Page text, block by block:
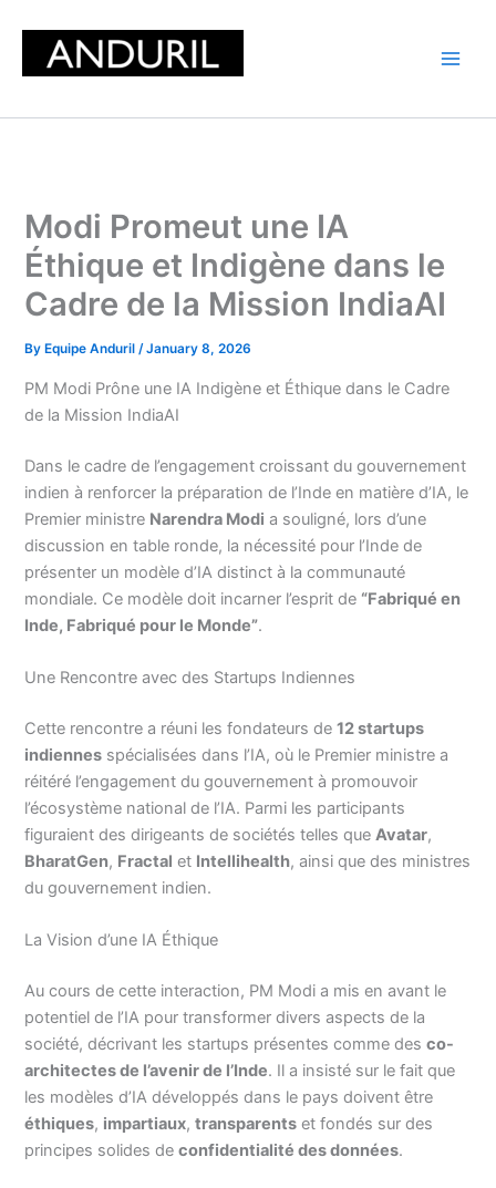
content
Modi Promeut une IA
Éthique et Indigène dans le
Cadre de la Mission IndiaAI
By Equipe Anduril/January 8, 2026
PM Modi Prône une IA Indigène et Éthique dans le Cadre
de la Mission IndiaAI
Dans le cadre de l’engagement croissant du gouvernement
indien à renforcer la préparation de l’Inde en matière d’IA, le
Premier ministre Narendra Modi a souligné, lors d’une
discussion en table ronde, la nécessité pour l’Inde de
présenter un modèle d’IA distinct à la communauté
mondiale. Ce modèle doit incarner l’esprit de “Fabriqué en
Inde, Fabriqué pour le Monde”.
Une Rencontre avec des Startups Indiennes
Cette rencontre a réuni les fondateurs de12 startups
indiennes spécialisées dans l’IA, où le Premier ministre a
réitéré l’engagement du gouvernement à promouvoir
l’écosystème national de l’IA. Parmi les participants
figuraient des dirigeants de sociétés telles queAvatar,
BharatGen, Fractal et Intellihealth, ainsi que des ministres
du gouvernement indien.
La Vision d’une IA Éthique
Au cours de cette interaction, PM Modi a mis en avant le
potentiel de l’IA pour transformer divers aspects de la
société, décrivant les startups présentes comme desco-
architectes de l’avenir de l’Inde. Il a insisté sur le fait que
les modèles d’IA développés dans le pays doivent être
éthiques, impartiaux,transparents et fondés sur des
principes solides deconfidentialité des données.